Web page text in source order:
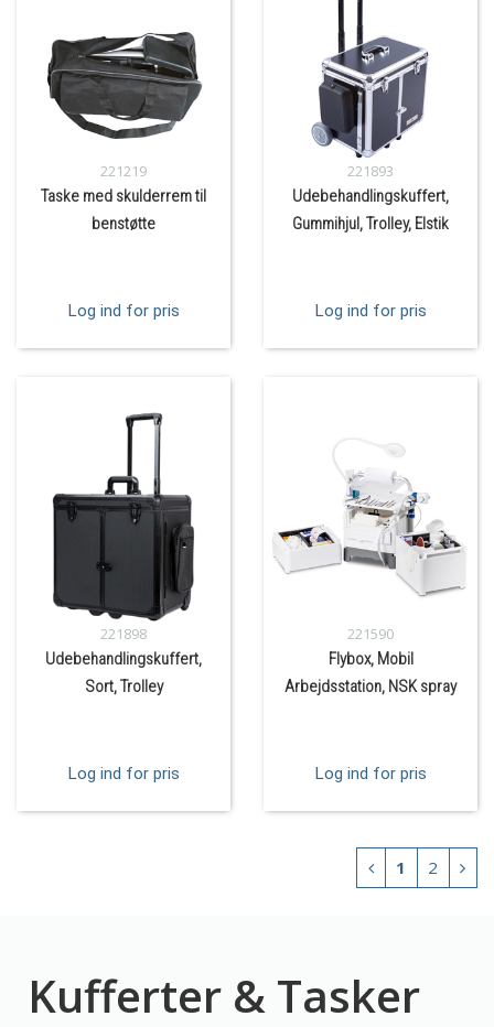
221219
Taske med skulderrem til
benstøtte
Log ind for pris
221893
Udebehandlingskuffert,
Gummihjul, Trolley, Elstik
Log ind for pris
221898
Udebehandlingskuffert,
Sort, Trolley
Log ind for pris
221590
Flybox, Mobil
Arbejdsstation, NSK spray
Log ind for pris
1 2
Kufferter & Tasker